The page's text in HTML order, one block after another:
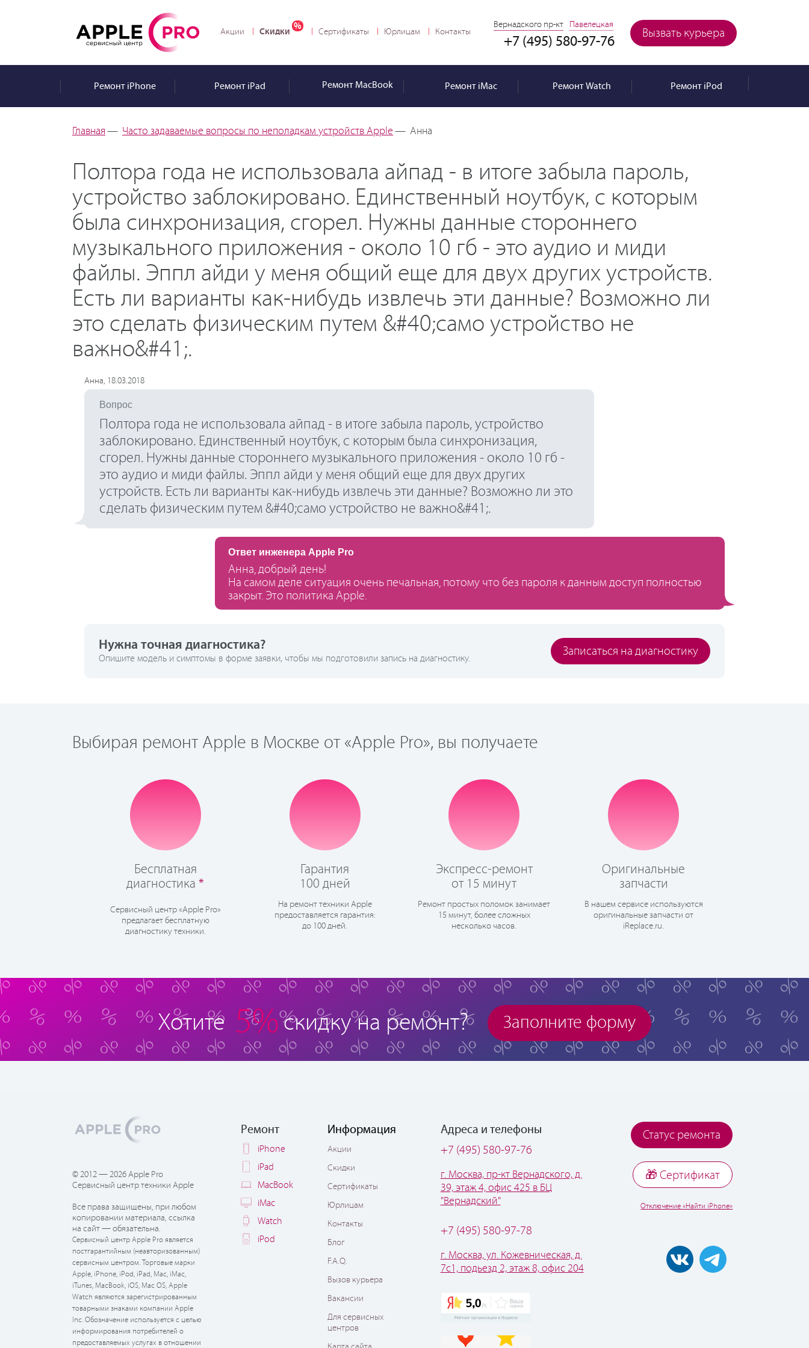
Вызвать курьера
Вернадского пр-кт Павелецкая
+7 (495) 580-97-76
Акции Скидки Сертификаты Юрлицам Контакты
РемонтiPhone РемонтiPad Ремонт MacBook РемонтiMac РемонтWatch РемонтiPod
Главная — Часто задаваемые вопросы по неполадкам устройств Apple — Анна
Полтора года не использовала айпад - в итоге забыла пароль,
устройство заблокировано. Единственный ноутбук, с которым
была синхронизация, сгорел. Нужны данные стороннего
музыкального приложения - около 10 гб - это аудио и миди
файлы. Эппл айди у меня общий еще для двух других устройств.
Есть ли варианты как-нибудь извлечь эти данные? Возможно ли
это сделать физическим путем &#40;само устройство не
важно&#41;.
Анна, 18.03.2018
Вопрос
Полтора года не использовала айпад - в итоге забыла пароль, устройство
заблокировано. Единственный ноутбук, с которым была синхронизация,
сгорел. Нужны данные стороннего музыкального приложения - около 10 гб -
это аудио и миди файлы. Эппл айди у меня общий еще для двух других
устройств. Есть ли варианты как-нибудь извлечь эти данные? Возможно ли это
сделать физическим путем &#40;само устройство не важно&#41;.
Ответ инженера Apple Pro
Анна, добрый день!
На самом деле ситуация очень печальная, потому что без пароля к данным доступ полностью
закрыт. Это политика Apple.
Нужна точная диагностика?
Опишите модель и симптомы в форме заявки, чтобы мы подготовили запись на диагностику.
Записаться на диагностику
Выбирая ремонт Apple в Москве от «Apple Pro», вы получаете
Бесплатная
диагностика*
Сервисный центр «Apple Pro»
предлагает бесплатную
диагностику техники.
Гарантия
100 дней
На ремонт техники Apple
предоставляется гарантия:
до 100 дней.
Экспресс-ремонт
от 15 минут
Ремонт простых поломок занимает
15 минут, более сложных
несколько часов.
Оригинальные
запчасти
В нашем сервисе используются
оригинальные запчасти от
iReplace.ru.
Хотите 5% скидку на ремонт? Заполните форму
© 2012 — 2026 Apple Pro
Сервисный центр техники Apple
Все права защищены, при любом
копировании материала, ссылка
на сайт — обязательна.
Сервисный центр Apple Pro является
постгарантийным (неавторизованным)
сервисным центром. Торговые марки
Apple, iPhone, iPod, iPad, Mac, iMac,
iTunes, MacBook, iOS, Mac OS, Apple
Watch являются зарегистрированным
товарными знаками компании Apple
Inc. Обозначение используется с целью
информирования потребителей о
предоставляемых услугах в отношении
Ремонт
iPhone
iPad
MacBook
iMac
Watch
iPod
Информация
Акции
Скидки
Сертификаты
Юрлицам
Контакты
Блог
F.A.Q.
Вызов курьера
Вакансии
Для сервисных
центров
Адреса и телефоны
+7 (495) 580-97-76
г. Москва, пр-кт Вернадского, д.
39, этаж 4, офис 425 в БЦ
"Вернадский"
+7 (495) 580-97-78
г. Москва, ул. Кожевническая, д.
7с1, подьезд 2, этаж 8, офис 204
Статус ремонта
🎁 Cертификат
Отключение «Найти iPhone»